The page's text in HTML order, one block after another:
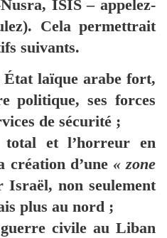
ISIS – appelez-
Cela permettrait
suivants.
laïque arabe fort,
politique, ses forces
de sécurité ;
total et l’horreur en
création d’une « zone
Israël, non seulement
plus au nord ;
civile au Liban